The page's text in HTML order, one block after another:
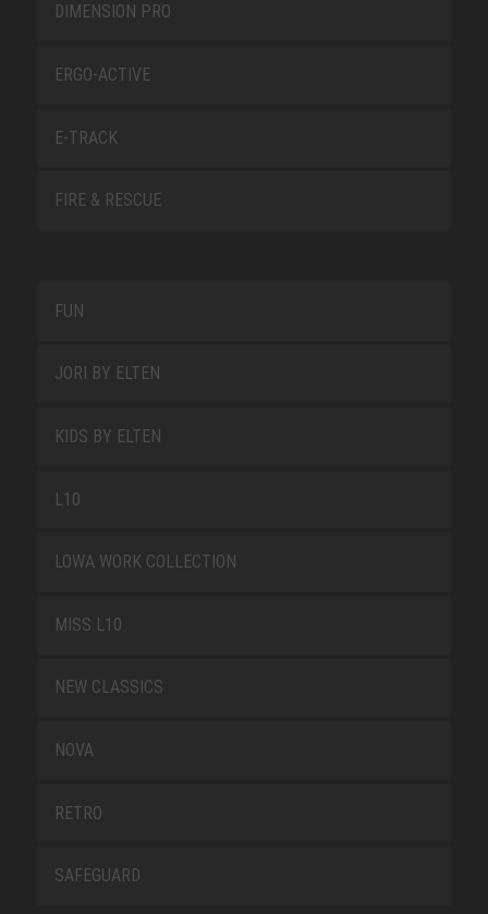
DIMENSION PRO
ERGO-ACTIVE
E-TRACK
FIRE & RESCUE
FUN
JORI BY ELTEN
KIDS BY ELTEN
L10
LOWA WORK COLLECTION
MISS L10
NEW CLASSICS
NOVA
RETRO
SAFEGUARD